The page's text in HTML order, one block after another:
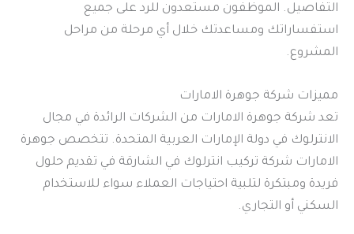
التفاصيل. الموظفون مستعدون للرد على جميع
استفساراتك ومساعدتك خلال أي مرحلة من مراحل
المشروع.
مميزات شركة جوهرة الامارات
تعد شركة جوهرة الامارات من الشركات الرائدة في مجال
الانترلوك في دولة الإمارات العربية المتحدة. تتخصص جوهرة
الامارات شركة تركيب انترلوك في الشارقة في تقديم حلول
فريدة ومبتكرة لتلبية احتياجات العملاء سواء للاستخدام
السكني أو التجاري.